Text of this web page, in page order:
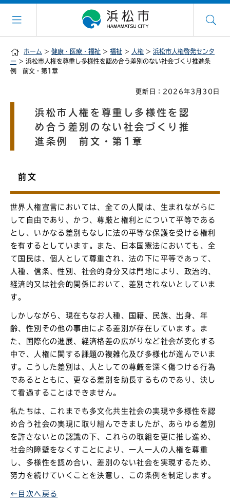
ホーム > 健康・医療・福祉 > 福祉 > 人権 > 浜松市人権啓発センタ
ー > 浜松市人権を尊重し多様性を認め合う差別のない社会づくり推進条
例 前文・第1章
更新日：2026年3月30日
浜松市人権を尊重し多様性を認
め合う差別のない社会づくり推
進条例 前文・第1章
前文
世界人権宣言においては、全ての人間は、生まれながらに
して自由であり、かつ、尊厳と権利とについて平等である
とし、いかなる差別もなしに法の平等な保護を受ける権利
を有するとしています。また、日本国憲法においても、全
て国民は、個人として尊重され、法の下に平等であって、
人種、信条、性別、社会的身分又は門地により、政治的、
経済的又は社会的関係において、差別されないとしていま
す。
しかしながら、現在もなお人種、国籍、民族、出身、年
齢、性別その他の事由による差別が存在しています。ま
た、国際化の進展、経済格差の広がりなど社会が変化する
中で、人権に関する課題の複雑化及び多様化が進んでいま
す。こうした差別は、人としての尊厳を深く傷つける行為
であるとともに、更なる差別を助長するものであり、決し
て看過することはできません。
私たちは、これまでも多文化共生社会の実現や多様性を認
め合う社会の実現に取り組んできましたが、あらゆる差別
を許さないとの認識の下、これらの取組を更に推し進め、
社会的障壁をなくすことにより、一人一人の人権を尊重
し、多様性を認め合い、差別のない社会を実現するため、
努力を続けていくことを決意し、この条例を制定します。
←目次へ戻る